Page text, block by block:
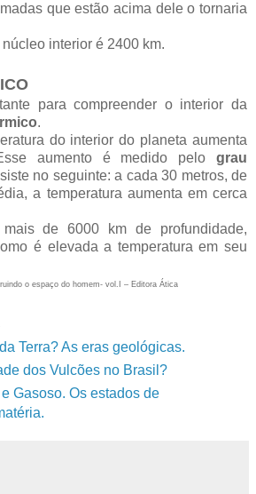
que estão acima dele o tornaria
interior é 2400 km.
para compreender o interior da
.
do interior do planeta aumenta
aumento é medido pelo grau
no seguinte: a cada 30 metros, de
a temperatura aumenta em cerca
de 6000 km de profundidade,
é elevada a temperatura em seu
o espaço do homem- vol.I – Editora Ática
Terra? As eras geológicas.
dos Vulcões no Brasil?
Gasoso. Os estados de